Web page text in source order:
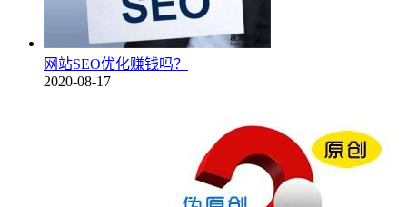
网站SEO优化赚钱吗？
2020-08-17